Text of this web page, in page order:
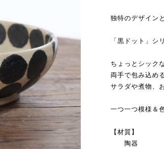
独特のデザイン
「黒ドット」シ
ちょっとシック
両手で包み込め
サラダや煮物、
一つ一つ模様＆
【材質】
陶器